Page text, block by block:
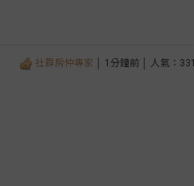
社群房仲專家 │ 1分鐘前 │ 人氣：331